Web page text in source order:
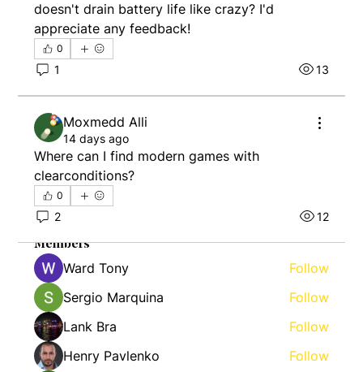
doesn't drain battery life like crazy? I'd
appreciate any feedback!
0
1 13
Moxmedd Alli
14 days ago
Where can I find modern games with
clearconditions?
0
2 12
About
Welcome to the group! You can connect with
other members, ge
Read more
Members
Ward Tony
Follow
Sergio Marquina
Follow
Lank Bra
Follow
Henry Pavlenko
Follow